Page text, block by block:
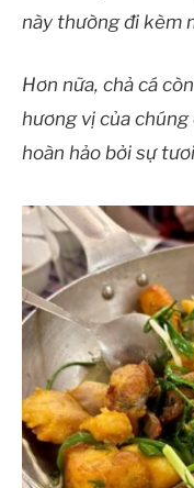
này thường đi kèm
Hơn nữa, chả cá
hương vị của
hoàn hảo bởi sự